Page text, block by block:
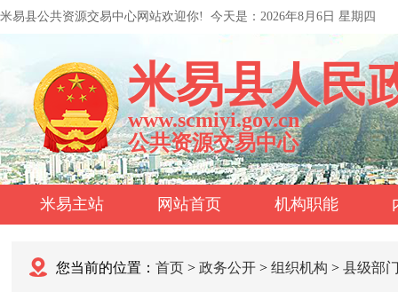
米易县公共资源交易中心网站欢迎你! 今天是： 2026年8月6日 星期四
米易县人民
www.scmiyi.gov.cn
公共资源交易中心
米易主站 网站首页 机构职能
您当前的位置： 首页 > 政务公开 > 组织机构 > 县级部